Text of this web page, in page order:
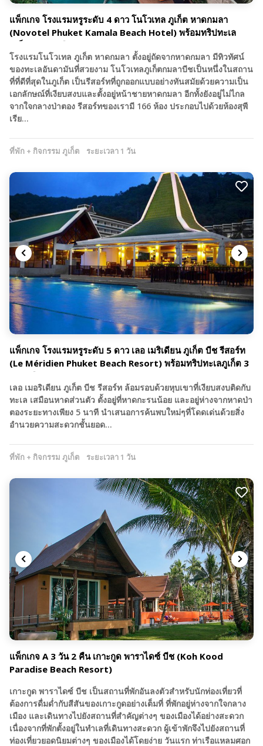
แพ็กเกจ โรงแรมหรูระดับ 4 ดาว โนโวเทล ภูเก็ต หาดกมลา
(Novotel Phuket Kamala Beach Hotel) พร้อมทริปทะเล
ภูเก็ต 3 วัน 2 คืน
โรงแรมโนโวเทล ภูเก็ต หาดกมลา ตั้งอยู่ถัดจากหาดกมลา มีทิวทัศน์
ของทะเลอันดามันที่สวยงาม โนโวเทลภูเก็ตกมลาบีชเป็นหนึ่งในสถาน
ที่ที่ดีที่สุดในภูเก็ต เป็นรีสอร์ทที่ถูกออกแบบอย่างทันสมัยด้วยความเป็น
เอกลักษณ์ที่เงียบสงบและตั้งอยู่หน้าชายหาดกมลา อีกทั้งยังอยู่ไม่ไกล
จากใจกลางป่าตอง รีสอร์ทของเรามี 166 ห้อง ประกอบไปด้วยห้องสุพี
เรีย…
ที่พัก + กิจกรรม ภูเก็ต ระยะเวลา 1 วัน
แพ็กเกจ โรงแรมหรูระดับ 5 ดาว เลอ เมริเดียน ภูเก็ต บีช รีสอร์ท
(Le Méridien Phuket Beach Resort) พร้อมทริปทะเลภูเก็ต 3
เลอ เมอริเดียน ภูเก็ต บีช รีสอร์ท ล้อมรอบด้วยหุบเขาที่เงียบสงบติดกับ
ทะเล เสมือนหาดส่วนตัว ตั้งอยู่ที่หาดกะรนน้อย และอยู่ห่างจากหาดป่า
ตองระยะทางเพียง 5 นาที นำเสนอการค้นพบใหม่ๆที่โดดเด่นด้วยสิ่ง
อำนวยความสะดวกชั้นยอด…
ที่พัก + กิจกรรม ภูเก็ต ระยะเวลา 1 วัน
แพ็กเกจ A 3 วัน 2 คืน เกาะกูด พาราไดซ์ บีช (Koh Kood
Paradise Beach Resort)
เกาะกูด พาราไดซ์ บีช เป็นสถานที่พักอันลงตัวสำหรับนักท่องเที่ยวที่
ต้องการดื่มด่ำกับสีสันของเกาะกูดอย่างเต็มที่ ที่พักอยู่ห่างจากใจกลาง
เมือง และเดินทางไปยังสถานที่สำคัญต่างๆ ของเมืองได้อย่างสะดวก
เนื่องจากที่พักตั้งอยู่ในทำเลที่เดินทางสะดวก ผู้เข้าพักจึงไปยังสถานที่
ท่องเที่ยวยอดนิยมต่างๆ ของเมืองได้โดยง่าย วันแรก ท่าเรือแหลมศอก